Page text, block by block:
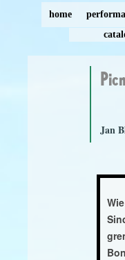
home
Jan